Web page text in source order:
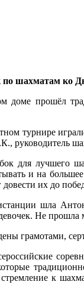
по шахматам ко
прошёл
турнире
руководитель
лучшего
и на
их до
шла
Не
грамотами,
к